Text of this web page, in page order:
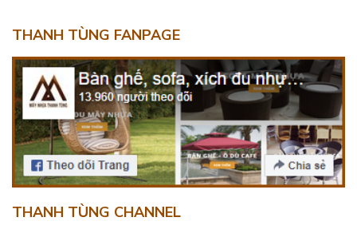
THANH TÙNG FANPAGE
THANH TÙNG CHANNEL